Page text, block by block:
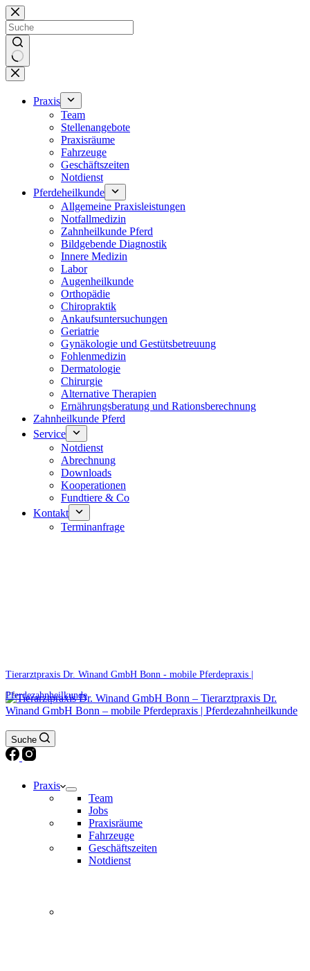
Zum
Inhalt
springen
Keine
Ergebnisse
Praxis
Team
Stellenangebote
Praxisräume
Fahrzeuge
Geschäftszeiten
Notdienst
Pferdeheilkunde
Allgemeine Praxisleistungen
Notfallmedizin
Zahnheilkunde Pferd
Bildgebende Diagnostik
Innere Medizin
Labor
Augenheilkunde
Orthopädie
Chiropraktik
Ankaufsuntersuchungen
Geriatrie
Gynäkologie und Gestütsbetreuung
Fohlenmedizin
Dermatologie
Chirurgie
Alternative Therapien
Ernährungsberatung und Rationsberechnung
Zahnheilkunde Pferd
Service
Notdienst
Abrechnung
Downloads
Kooperationen
Fundtiere & Co
Kontakt
Terminanfrage
Tierarztpraxis Dr. Winand GmbH Bonn - mobile Pferdepraxis |
Pferdezahnheilkunde
Suche
Praxis
Team
Jobs
Praxisräume
Fahrzeuge
Geschäftszeiten
Notdienst